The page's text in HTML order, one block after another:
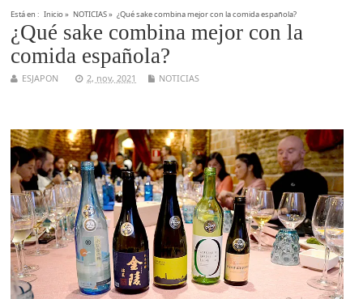
Está en : Inicio» NOTICIAS» ¿Qué sake combina mejor con la comida española?
¿Qué sake combina mejor con la
comida española?
ESJAPON 2, nov, 2021 NOTICIAS